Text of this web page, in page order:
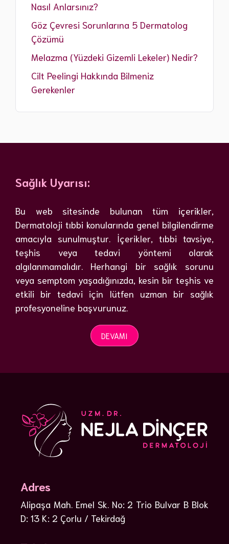
Nasıl Anlarsınız?
Göz Çevresi Sorunlarına 5 Dermatolog
Çözümü
Melazma (Yüzdeki Gizemli Lekeler) Nedir?
Cilt Peelingi Hakkında Bilmeniz
Gerekenler
Sağlık Uyarısı:
Bu web sitesinde bulunan tüm içerikler,
Dermatoloji tıbbi konularında genel bilgilendirme
amacıyla sunulmuştur. İçerikler, tıbbi tavsiye,
teşhis veya tedavi yöntemi olarak
algılanmamalıdır. Herhangi bir sağlık sorunu
veya semptom yaşadığınızda, kesin bir teşhis ve
etkili bir tedavi için lütfen uzman bir sağlık
profesyoneline başvurunuz.
DEVAMI
Adres
Alipaşa Mah. Emel Sk. No: 2 Trio Bulvar B Blok
D: 13 K: 2 Çorlu / Tekirdağ